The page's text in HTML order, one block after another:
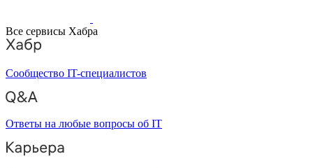
Все сервисы Хабра
Сообщество IT-специалистов
Ответы на любые вопросы об IT